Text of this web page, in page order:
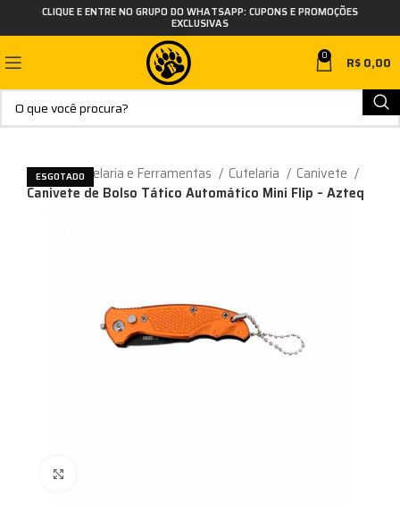
CLIQUE E ENTRE NO GRUPO DO WHATSAPP: CUPONS E PROMOÇÕES
EXCLUSIVAS
0 R$0,00
Início Cutelaria e Ferramentas Cutelaria
Canivete
Canivete de Bolso Tático Automático Mini Flip – Azteq
ESGOTADO